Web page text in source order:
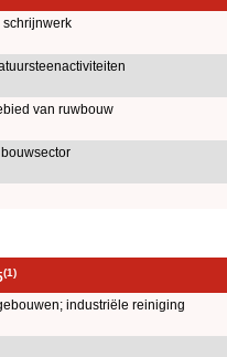
van ruwbouw
(1)
industriële reiniging